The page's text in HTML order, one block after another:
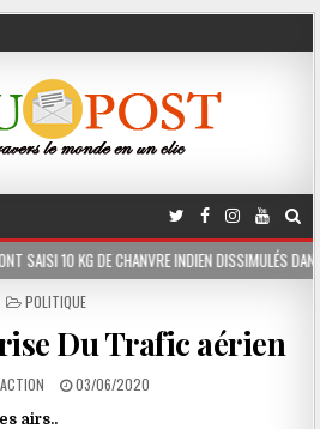
INDIEN DISSIMULÉS DANS LE COFFRE D’UNE
POSTED
POLITIQUE
Du Trafic aérien
03/06/2020
airs..